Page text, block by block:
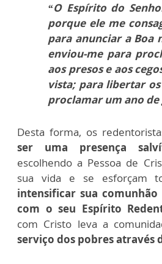
“O Espírito do
porque ele me
para anunciar a Boa
enviou-me para
aos presos e aos
vista; para libertar
proclamar um ano de
Desta forma, os
ser uma presença
escolhendo a Pessoa de
sua vida e se esforçam
intensificar sua comunhão
com o seu Espírito
com Cristo leva a
serviço dos pobres através